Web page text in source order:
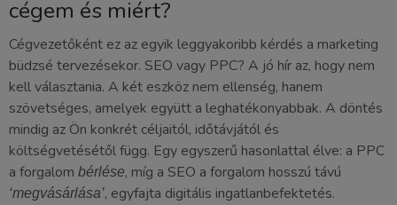
cégem és miért?
Cégvezetőként ez az egyik leggyakoribb kérdés a marketing
büdzsé tervezésekor. SEO vagy PPC? A jó hír az, hogy nem
kell választania. A két eszköz nem ellenség, hanem
szövetséges, amelyek együtt a leghatékonyabbak. A döntés
mindig az Ön konkrét céljaitól, időtávjától és
költségvetésétől függ. Egy egyszerű hasonlattal élve: a PPC
a forgalom bérlése, míg a SEO a forgalom hosszú távú
‘megvásárlása’, egyfajta digitális ingatlanbefektetés.